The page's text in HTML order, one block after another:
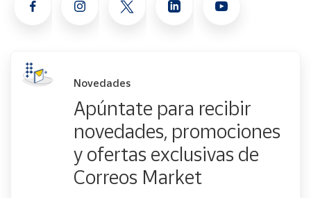
Novedades
Apúntate para recibir
novedades, promociones
y ofertas exclusivas de
Correos Market